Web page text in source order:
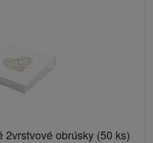
2vrstvové obrúsky (50 ks)